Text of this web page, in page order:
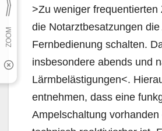
>Zu weniger frequentierten
die Notarztbesatzungen
Fernbedienung schalten.
insbesondere abends und
Lärmbelästigungen<.
entnehmen, dass eine
Ampelschaltung vorhanden